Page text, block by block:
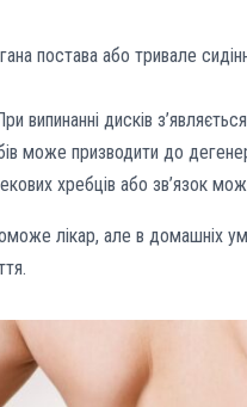
постава або тривале
випинанні дисків
може призводити до
хребців або зв’язок
лікар, але в домашніх